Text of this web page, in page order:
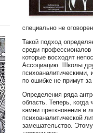
специально не
Такой подход
среди профессионалов
которые восходят
Ассоциацию. Школы
психоаналитическими,
по ошибке не примут
Определения ряда
область. Теперь,
камни преткновения и
психоаналитической
замешательство.